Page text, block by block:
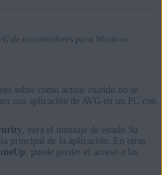
de consumidores para Windows
consumidores para Windows
sobre cómo actuar cuando no se
una aplicación de AVG en un PC con
, verá el mensaje de estado Su
principal de la aplicación. En otras
, puede perder el acceso a las